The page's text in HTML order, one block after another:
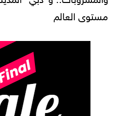
مستوى العالم